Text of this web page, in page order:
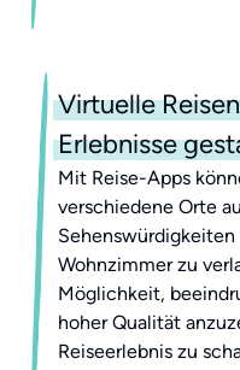
Virtuelle
Erlebnisse
Mit Reise-Apps
verschiedene Orte
Wohnzimmer zu
Möglichkeit,
hoher Qualität
Reiseerlebnis zu